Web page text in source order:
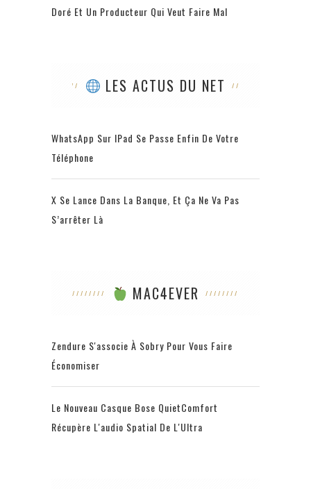
Doré Et Un Producteur Qui Veut Faire Mal
LES ACTUS DU NET
WhatsApp Sur IPad Se Passe Enfin De Votre
Téléphone
X Se Lance Dans La Banque, Et Ça Ne Va Pas
S’arrêter Là
MAC4EVER
Zendure S'associe À Sobry Pour Vous Faire
Économiser
Le Nouveau Casque Bose QuietComfort
Récupère L'audio Spatial De L'Ultra